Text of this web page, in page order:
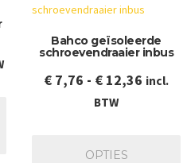
Bahco geïsoleerde
schroevendraaier inbus
€ 7,76 - € 12,36 incl.
BTW
OPTIES